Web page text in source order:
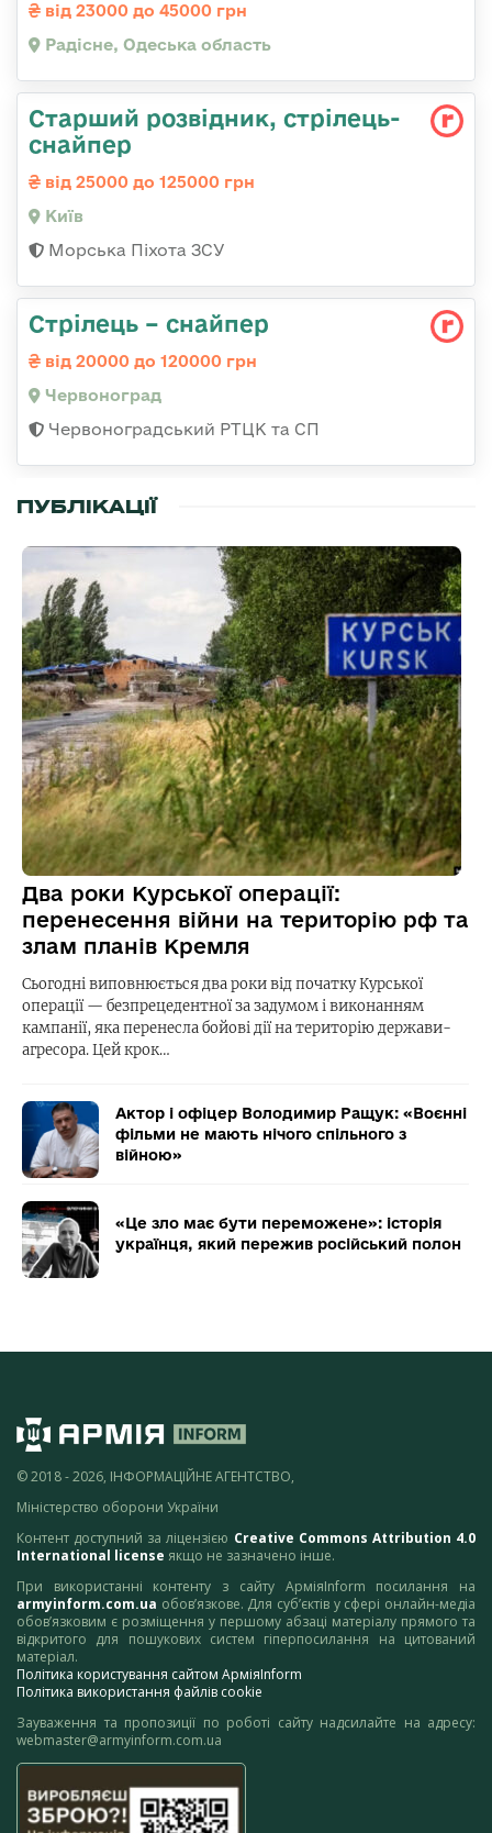
від 23000 до 45000 грн
Радісне, Одеська область
Стаpший pозвідник, стрілець-
снайпеp
від 25000 до 125000 грн
Київ
Морська Піхота ЗСУ
Стрілець – снайпер
від 20000 до 120000 грн
Червоноград
Червоноградський РТЦК та СП
ПУБЛІКАЦІЇ
Два роки Курської операції:
перенесення війни на територію рф та
злам планів Кремля
Сьогодні виповнюється два роки від початку Курської
операції — безпрецедентної за задумом і виконанням
кампанії, яка перенесла бойові дії на територію держави-
агресора. Цей крок…
Актор і офіцер Володимир Ращук: «Воєнні
фільми не мають нічого спільного з
війною»
«Це зло має бути переможене»: історія
українця, який пережив російський полон
© 2018 - 2026, ІНФОРМАЦІЙНЕ АГЕНТСТВО,
Міністерство оборони України
Контент доступний за ліцензією Creative Commons Attribution 4.0
International license якщо не зазначено інше.
При використанні контенту з сайту АрміяInform посилання на
armyinform.com.ua обов’язкове. Для суб’єктів у сфері онлайн-медіа
обов’язковим є розміщення у першому абзаці матеріалу прямого та
відкритого для пошукових систем гіперпосилання на цитований
матеріал.
Політика користування сайтом АрміяInform
Політика використання файлів cookie
Зауваження та пропозиції по роботі сайту надсилайте на адресу:
webmaster@armyinform.com.ua